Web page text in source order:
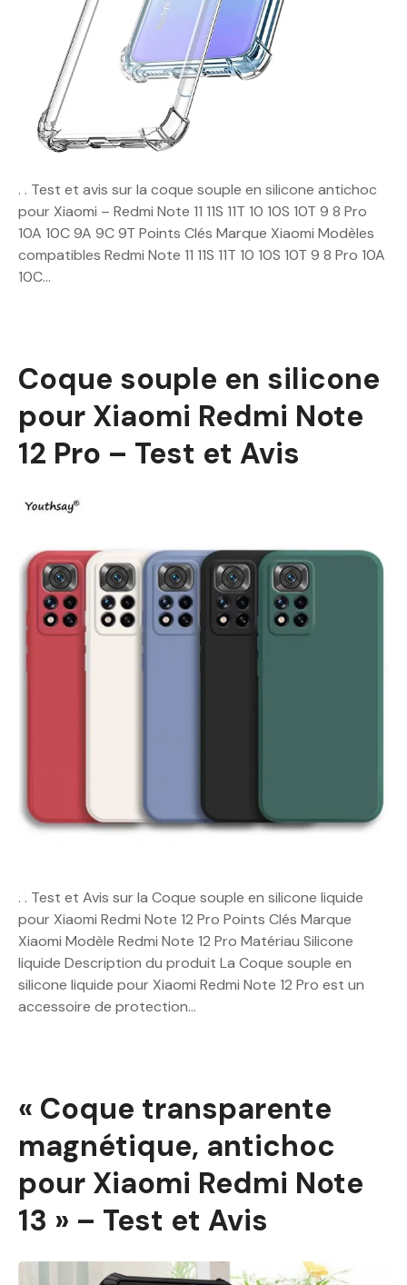
. . Test et avis sur la coque souple en silicone antichoc
pour Xiaomi – Redmi Note 11 11S 11T 10 10S 10T 9 8 Pro
10A 10C 9A 9C 9T Points Clés Marque Xiaomi Modèles
compatibles Redmi Note 11 11S 11T 10 10S 10T 9 8 Pro 10A
10C…
Coque souple en silicone
pour Xiaomi Redmi Note
12 Pro – Test et Avis
. . Test et Avis sur la Coque souple en silicone liquide
pour Xiaomi Redmi Note 12 Pro Points Clés Marque
Xiaomi Modèle Redmi Note 12 Pro Matériau Silicone
liquide Description du produit La Coque souple en
silicone liquide pour Xiaomi Redmi Note 12 Pro est un
accessoire de protection…
« Coque transparente
magnétique, antichoc
pour Xiaomi Redmi Note
13 » – Test et Avis